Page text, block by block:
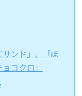
サンド」、「ほ
コクロ」